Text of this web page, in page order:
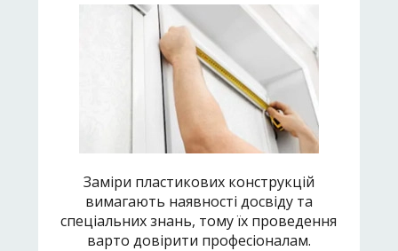
Заміри пластикових конструкцій
вимагають наявності досвіду та
спеціальних знань, тому їх проведення
варто довірити професіоналам.